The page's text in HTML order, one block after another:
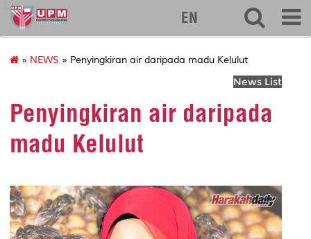
127
EN
» NEWS » Penyingkiran air daripada madu Kelulut
News List
Penyingkiran air daripada
madu Kelulut